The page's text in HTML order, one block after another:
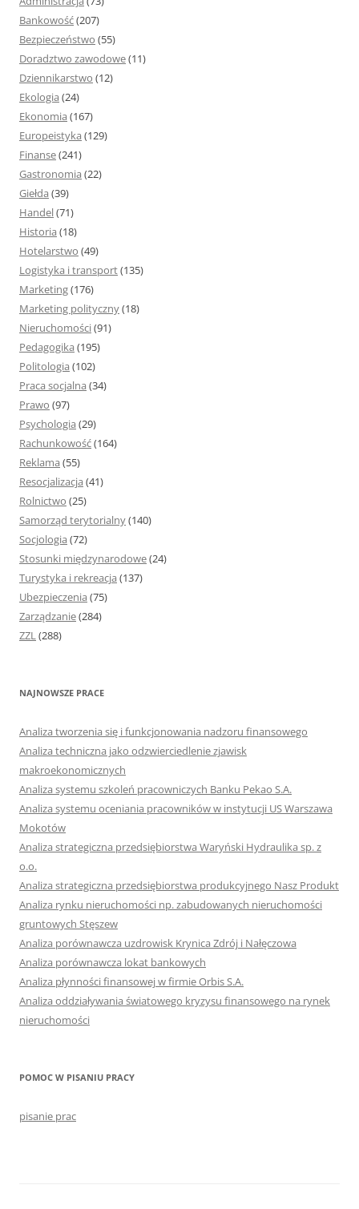
Bankowość(207)
Bezpieczeństwo (55)
Doradztwo zawodowe(11)
Dziennikarstwo (12)
Ekologia (24)
Ekonomia (167)
Europeistyka (129)
Finanse(241)
Gastronomia (22)
Giełda (39)
Handel(71)
Historia (18)
Hotelarstwo (49)
Logistyka i transport(135)
Marketing(176)
Marketing polityczny(18)
Nieruchomości(91)
Pedagogika (195)
Politologia (102)
Praca socjalna (34)
Prawo (97)
Psychologia (29)
Rachunkowość(164)
Reklama (55)
Resocjalizacja (41)
Rolnictwo (25)
Samorząd terytorialny(140)
Socjologia (72)
Stosunki międzynarodowe(24)
Turystyka i rekreacja (137)
Ubezpieczenia (75)
Zarządzanie(284)
ZZL(288)
NAJNOWSZE PRACE
Analiza tworzenia się i funkcjonowania nadzoru finansowego
Analiza techniczna jako odzwierciedlenie zjawisk
makroekonomicznych
Analiza systemu szkoleń pracowniczych Banku Pekao S.A.
Analiza systemu oceniania pracowników w instytucji US Warszawa
Mokotów
Analiza strategiczna przedsiębiorstwa Waryński Hydraulika sp. z
o.o.
Analiza strategiczna przedsiębiorstwa produkcyjnego Nasz Produkt
Analiza rynku nieruchomości np. zabudowanych nieruchomości
gruntowych Stęszew
Analiza porównawcza uzdrowisk Krynica Zdrój i Nałęczowa
Analiza porównawcza lokat bankowych
Analiza płynności finansowej w firmie Orbis S.A.
Analiza oddziaływania światowego kryzysu finansowego na rynek
nieruchomości
POMOC W PISANIU PRACY
pisanie prac